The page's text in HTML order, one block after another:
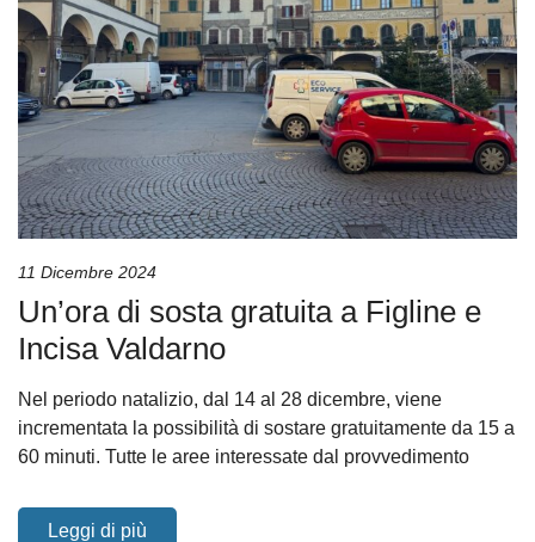
11 Dicembre 2024
Un’ora di sosta gratuita a Figline e
Incisa Valdarno
Nel periodo natalizio, dal 14 al 28 dicembre, viene
incrementata la possibilità di sostare gratuitamente da 15 a
60 minuti. Tutte le aree interessate dal provvedimento
Leggi di più